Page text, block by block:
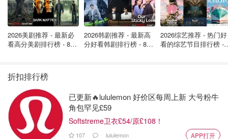
2026美剧推荐 - 最新必
看高分美剧排行榜 - 8月
2026韩剧推荐 - 最新高
分好看韩剧排行榜 - 8月
2026综艺推荐 - 热门好
看的综艺节目排行榜 -
折扣排行榜
已更新🔥lululemon 好价区每周上新 大号粉牛
角包罕见£59
Softstreme卫衣£54/原£108！
107 lululemon APP打开